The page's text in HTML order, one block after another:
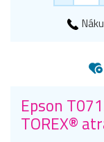
Epson
TOREX®